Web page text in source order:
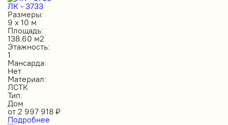
ЛК - 3733
Размеры:
9 х 10 м
Площадь:
138.60 м2
Этажность:
1
Мансарда:
Нет
Материал:
ЛСТК
Тип:
Дом
от 2 997 918 ₽
Подробнее